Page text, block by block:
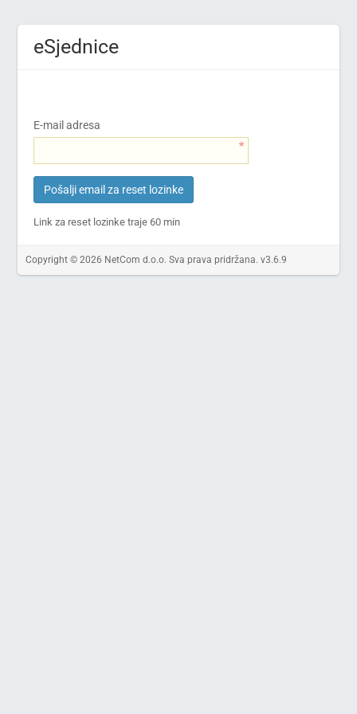
eSjednice
E-mail adresa
Pošalji email za reset lozinke
Link za reset lozinke traje 60 min
Copyright © 2026 NetCom d.o.o. Sva prava pridržana. v3.6.9